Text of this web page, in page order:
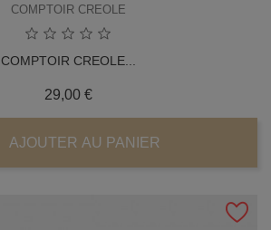
COMPTOIR CREOLE
COMPTOIR CREOLE...
29,00 €Prix
AJOUTER AU PANIER